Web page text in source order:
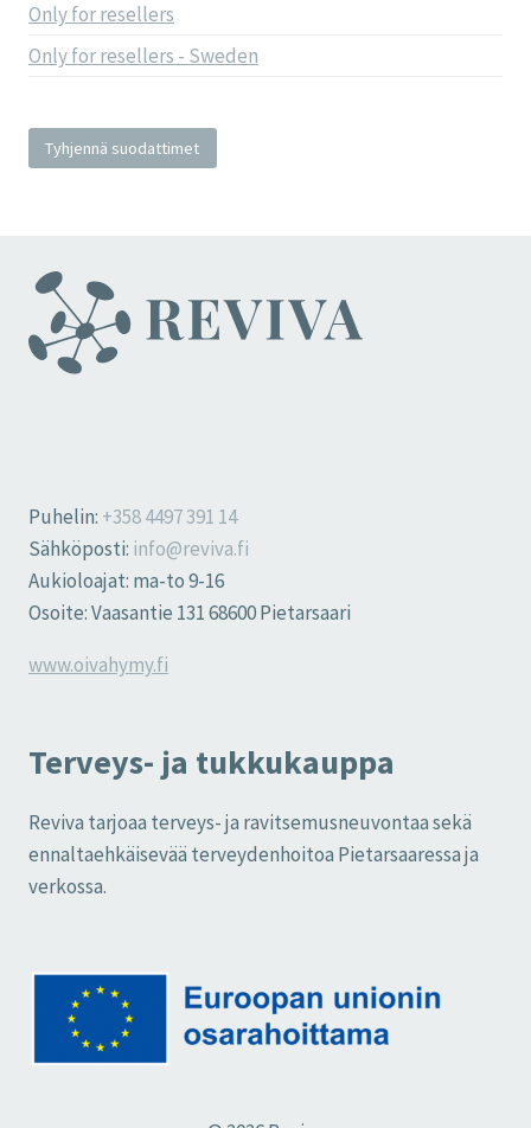
Only for resellers
Only for resellers - Sweden
Tyhjennä suodattimet
Puhelin: +358 4497 391 14
Sähköposti: info@reviva.fi
Aukioloajat: ma-to 9-16
Osoite: Vaasantie 131 68600 Pietarsaari
www.oivahymy.fi
Terveys- ja tukkukauppa
Reviva tarjoaa terveys- ja ravitsemusneuvontaa sekä
ennaltaehkäisevää terveydenhoitoa Pietarsaaressa ja
verkossa.